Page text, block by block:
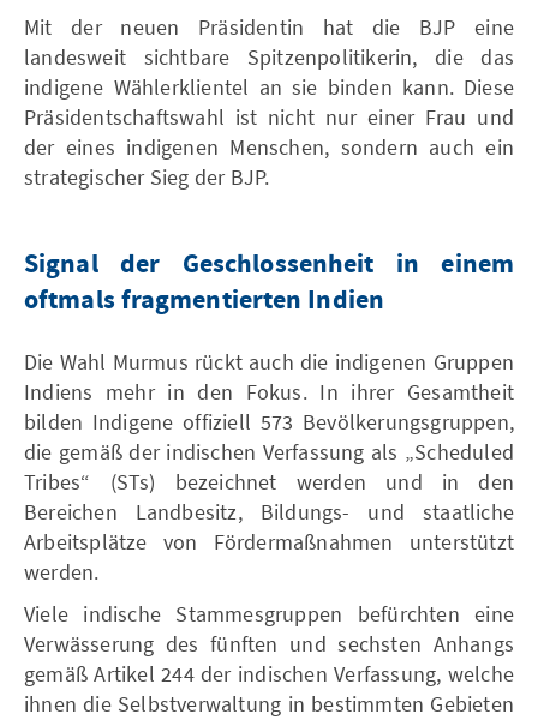
Mit der neuen Präsidentin hat die BJP eine
landesweit sichtbare Spitzenpolitikerin, die das
indigene Wählerklientel an sie binden kann. Diese
Präsidentschaftswahl ist nicht nur einer Frau und
der eines indigenen Menschen, sondern auch ein
strategischer Sieg der BJP.
Signal der Geschlossenheit in einem
oftmals fragmentierten Indien
Die Wahl Murmus rückt auch die indigenen Gruppen
Indiens mehr in den Fokus. In ihrer Gesamtheit
bilden Indigene offiziell 573 Bevölkerungsgruppen,
die gemäß der indischen Verfassung als „Scheduled
Tribes“ (STs) bezeichnet werden und in den
Bereichen Landbesitz, Bildungs- und staatliche
Arbeitsplätze von Fördermaßnahmen unterstützt
werden.
Viele indische Stammesgruppen befürchten eine
Verwässerung des fünften und sechsten Anhangs
gemäß Artikel 244 der indischen Verfassung, welche
ihnen die Selbstverwaltung in bestimmten Gebieten